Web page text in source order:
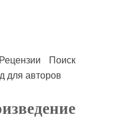
Рецензии
Поиск
для авторов